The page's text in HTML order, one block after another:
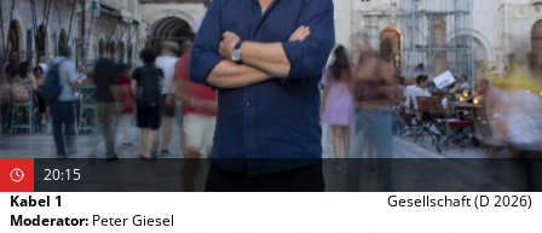
20:15
Kabel 1
Gesellschaft(D 2026)
Moderator: Peter Giesel